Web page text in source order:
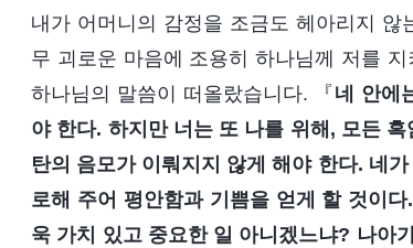
내가 어머니의 감정을 조금도 헤아리지 않
무 괴로운 마음에 조용히 하나님께 저를
하나님의 말씀이 떠올랐습니다. 『 네 안에
야 한다. 하지만 너는 또 나를 위해, 모든
탄의 음모가 이뤄지지 않게 해야 한다. 네
로해 주어 평안함과 기쁨을 얻게 할 것이
욱 가치 있고 중요한 일 아니겠느냐? 나아